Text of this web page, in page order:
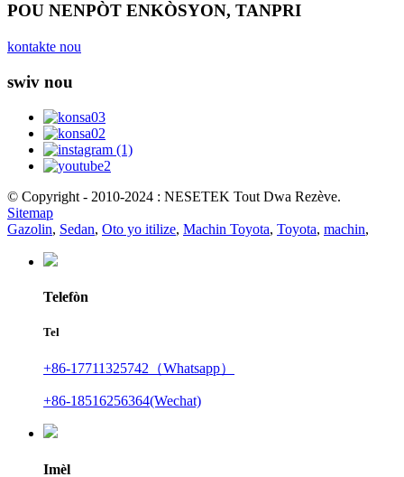
POU NENPÒT ENKÒSYON, TANPRI
kontakte nou
swiv nou
© Copyright - 2010-2024 : NESETEK Tout Dwa Rezève.
Sitemap
Gazolin, Sedan, Oto yo itilize, Machin Toyota, Toyota, machin,
Telefòn
Tel
+86-17711325742（Whatsapp）
+86-18516256364(Wechat)
Imèl